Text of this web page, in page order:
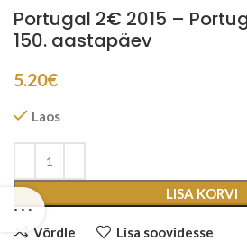
Portugal 2€ 2015 –
150. aastapäev
5.20€
Laos
LISA KORVI
Võrdle Lisa soovidesse